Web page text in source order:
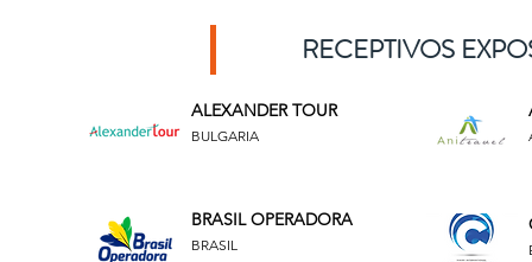
RECEPTIVOS
ALEXANDER TOUR
BULGARIA
BRASIL OPERADORA
BRASIL